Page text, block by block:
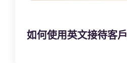
如何使用英文接待客戶